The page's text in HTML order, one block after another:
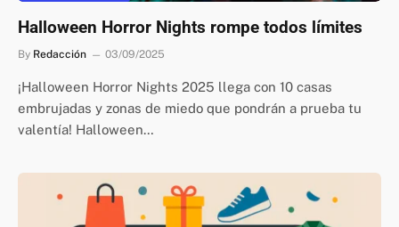
Halloween Horror Nights rompe todos límites
By Redacción 03/09/2025
¡Halloween Horror Nights 2025 llega con 10 casas
embrujadas y zonas de miedo que pondrán a prueba tu
valentía! Halloween…